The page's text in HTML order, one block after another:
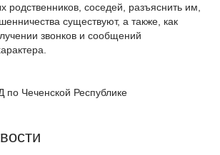
соседей, разъяснить им,
существуют, а также, как
звонков и сообщений
Чеченской Республике